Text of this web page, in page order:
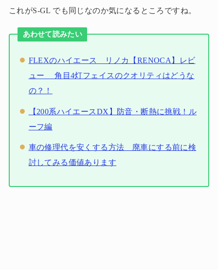
これがS-GL でも同じなのか気になるところですね。
あわせて読みたい
FLEXのハイエース リノカ【RENOCA】レビ
ュー 角目4灯フェイスのクオリティはどうな
の？！
【200系ハイエースDX】防音・断熱に挑戦！ル
ーフ編
車の修理代を安くする方法 廃車にする前に検
討してみる価値あります